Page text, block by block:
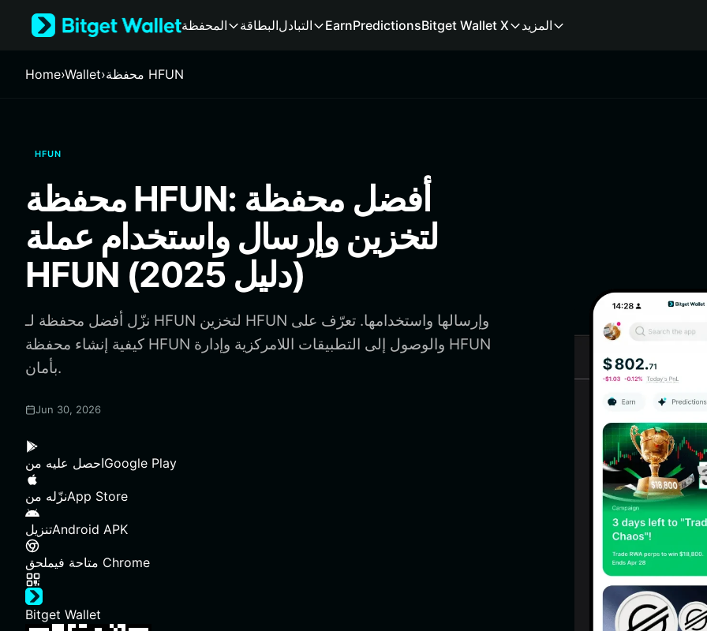
Русский
Español (Latinoamérica)
Deutsch
简体中文
繁體中文
Português (Portugal)
Bahasa Indonesia
Español
Português (Brasil)
Español (Argentina)
المحفظة البطاقةالتبادل EarnPredictionsBitget Wallet X المزيد
Home›Wallet› محفظة HFUN
HFUN
محفظة HFUN: أفضل محفظة
لتخزين وإرسال واستخدام عملة
HFUN (دليل 2025)
نزّل أفضل محفظة لـ HFUN لتخزين HFUN وإرسالها واستخدامها. تعرّف على
كيفية إنشاء محفظة HFUN والوصول إلى التطبيقات اللامركزية وإدارة HFUN
بأمان.
Jun 30, 2026
احصل عليه منGoogle Play
نزّله منApp Store
تنزيلAndroid APK
متاحة في ملحق Chrome
Bitget Wallet